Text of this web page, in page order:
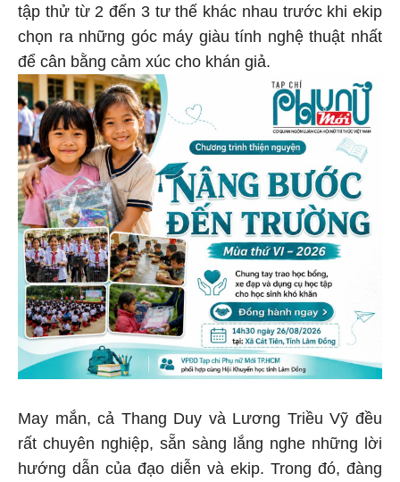
tập thử từ 2 đến 3 tư thế khác nhau trước khi ekip
chọn ra những góc máy giàu tính nghệ thuật nhất
để cân bằng cảm xúc cho khán giả.
May mắn, cả Thang Duy và Lương Triều Vỹ đều
rất chuyên nghiệp, sẵn sàng lắng nghe những lời
hướng dẫn của đạo diễn và ekip. Trong đó, đàng